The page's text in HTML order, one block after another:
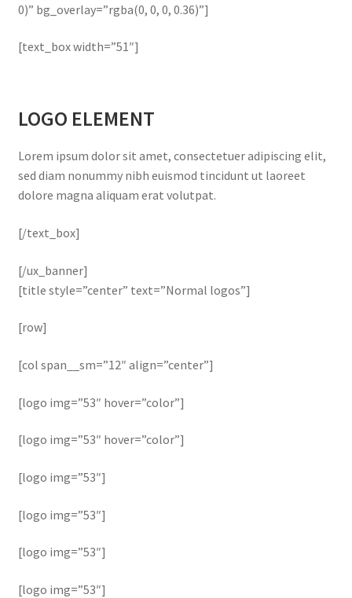
0)” bg_overlay=”rgba(0, 0, 0, 0.36)”]
[text_box width=”51″]
LOGO ELEMENT
Lorem ipsum dolor sit amet, consectetuer adipiscing elit,
sed diam nonummy nibh euismod tincidunt ut laoreet
dolore magna aliquam erat volutpat.
[/text_box]
[/ux_banner]
[title style=”center” text=”Normal logos”]
[row]
[col span__sm=”12″ align=”center”]
[logo img=”53″ hover=”color”]
[logo img=”53″ hover=”color”]
[logo img=”53″]
[logo img=”53″]
[logo img=”53″]
[logo img=”53″]